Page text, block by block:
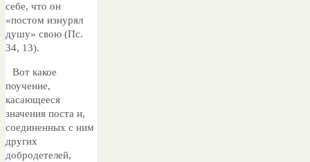
себе, что он
«постом изнурял
душу» свою (Пс.
34, 13).
Вот какое
поучение,
касающееся
значения поста и,
соединенных с ним
других
добродетелей,